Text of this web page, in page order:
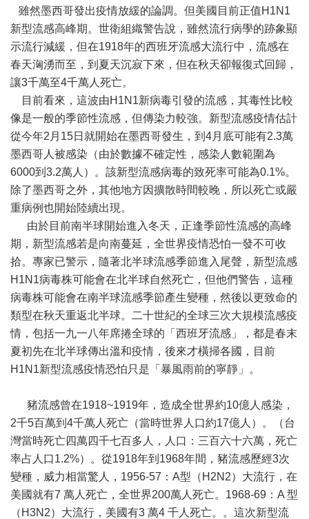
雖然墨西哥發出疫情放緩的論調。但美國目前正值H1N1
新型流感高峰期。世衛組織警告說，雖然流行病學的跡象顯
示流行減緩，但在1918年的西班牙流感大流行中，流感在
春天洶湧而至，到夏天沉寂下來，但在秋天卻報復式回歸，
讓3千萬至4千萬人死亡。
目前看來，這波由H1N1新病毒引發的流感，其毒性比較
像是一般的季節性流感，但傳染力較強。新型流感疫情估計
從今年2月15日就開始在墨西哥發生，到4月底可能有2.3萬
墨西哥人被感染（由於數據不確定性，感染人數範圍為
6000到3.2萬人）。該新型流感病毒的致死率可能為0.1%。
除了墨西哥之外，其他地方因擴散時間較晚，所以死亡或嚴
重病例也開始陸續出現。
由於目前南半球開始進入冬天，正逢季節性流感的高峰
期，新型流感若是向南蔓延，全世界疫情恐怕一發不可收
拾。專家已警示，隨著北半球流感季節進入尾聲，新型流感
H1N1病毒株可能會在北半球自然死亡，但他們警告，這種
病毒株可能會在南半球流感季節產生變種，然後以更致命的
類型在秋天重返北半球。二十世紀的全球三次大規模流感疫
情，包括一九一八年席捲全球的「西班牙流感」，都是春末
夏初先在北半球傳出溫和疫情，後來才橫掃各國，目前
H1N1新型流感疫情恐怕只是「暴風雨前的寧靜」。
豬流感曾在1918~1919年，造成全世界約10億人感染，
2千5百萬到4千萬人死亡（當時世界人口約17億人）。（台
灣當時死亡四萬四千七百多人，人口：三百六十六萬，死亡
率占人口1.2%）。從1918年到1968年間，豬流感歷經3次
變種，威力相當驚人，1956-57：A型（H2N2）大流行，在
美國就有7 萬人死亡，全世界200萬人死亡。1968-69：A 型
（H3N2）大流行，美國有3 萬4 千人死亡。。這次新型流